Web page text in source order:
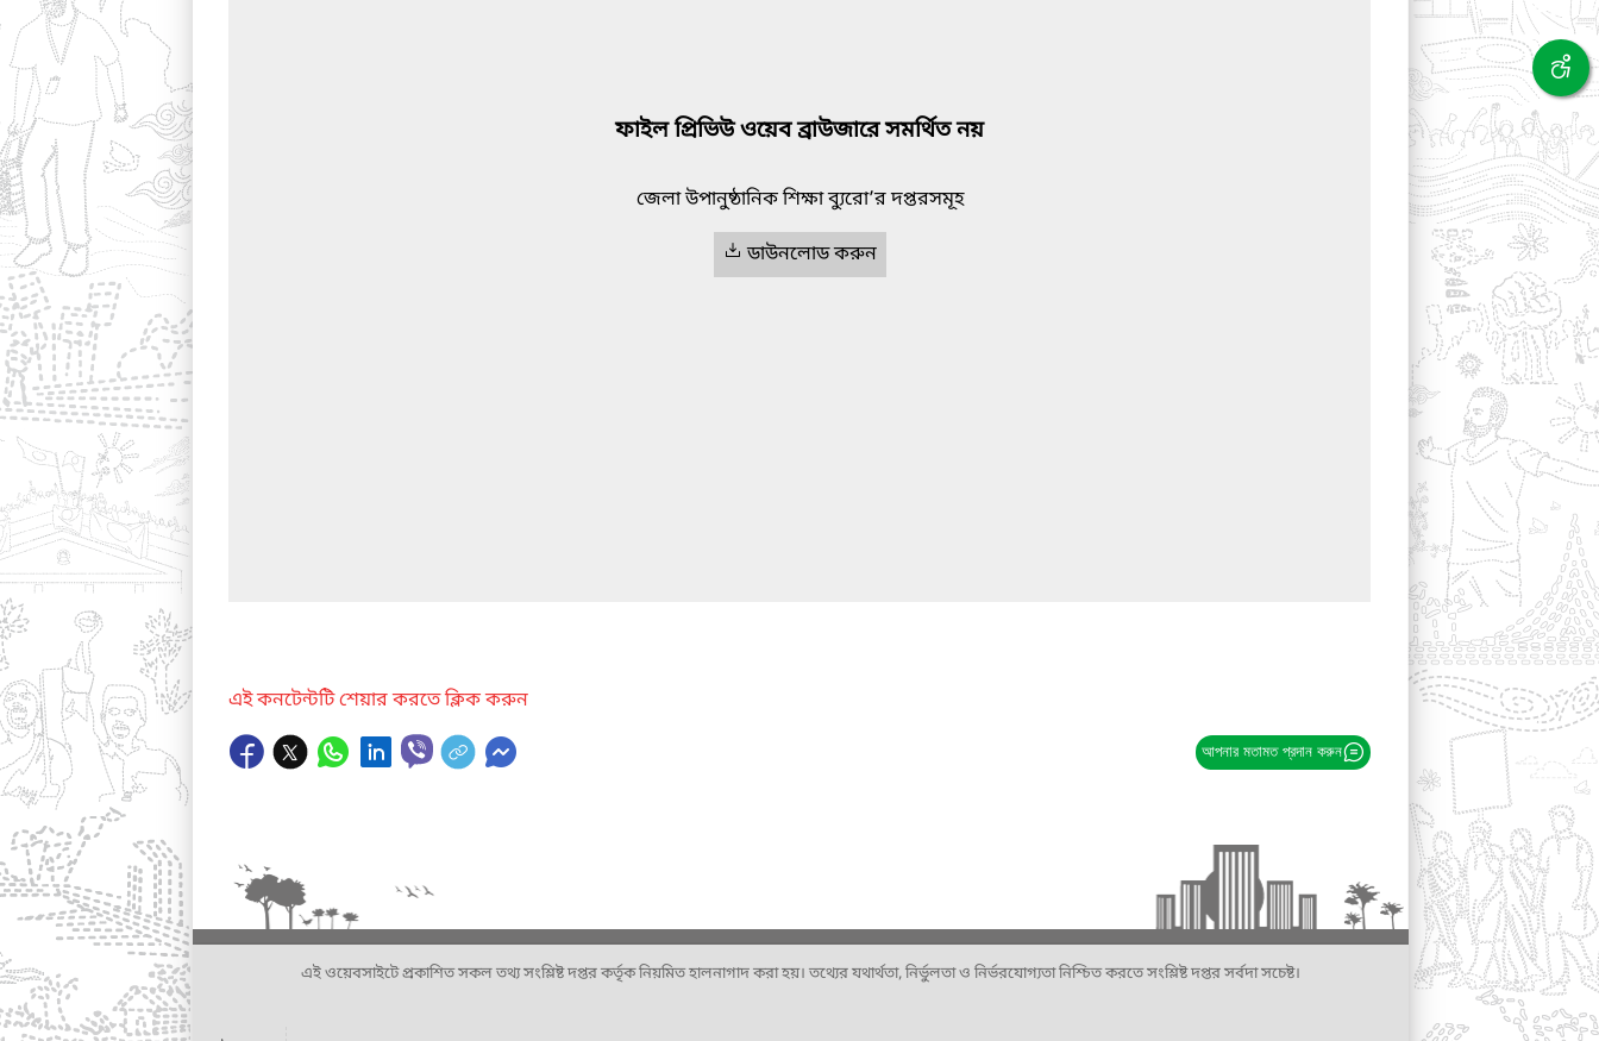
ফাইল প্রিভিউ ওয়েব ব্রাউজারে সমর্থিত নয়
জেলা উপানুষ্ঠানিক শিক্ষা ব্যুরো’র দপ্তরসমূহ
ডাউনলোড করুন
এই কনটেন্টটি শেয়ার করতে ক্লিক করুন
আপনার মতামত প্রদান করুন
এই ওয়েবসাইটে প্রকাশিত সকল তথ্য সংশ্লিষ্ট দপ্তর কর্তৃক নিয়মিত হালনাগাদ করা হয়। তথ্যের যথার্থতা, নির্ভুলতা ও নির্ভরযোগ্যতা নিশ্চিত করতে সংশ্লিষ্ট দপ্তর সর্বদা সচেষ্ট।